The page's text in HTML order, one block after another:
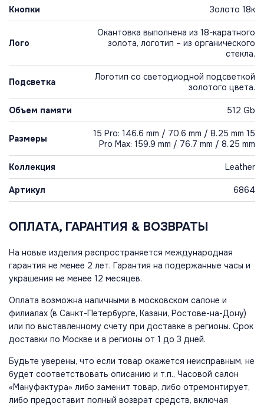
Кнопки Золото 18к
Лого
Окантовка выполнена из 18-каратного
золота, логотип – из органического
стекла.
Подсветка
Логотип со светодиодной подсветкой
золотого цвета.
Объем памяти 512 Gb
Размеры
15 Pro: 146.6 mm / 70.6 mm / 8.25 mm 15
Pro Max: 159.9 mm / 76.7 mm / 8.25 mm
Коллекция Leather
Артикул 6864
ОПЛАТА, ГАРАНТИЯ & ВОЗВРАТЫ
На новые изделия распространяется международная
гарантия не менее 2 лет. Гарантия на подержанные часы и
украшения не менее 12 месяцев.
Оплата возможна наличными в московском салоне и
филиалах (в Санкт-Петербурге, Казани, Ростове-на-Дону)
или по выставленному счету при доставке в регионы. Срок
доставки по Москве и в регионы от 1 до 3 дней.
Будьте уверены, что если товар окажется неисправным, не
будет соответствовать описанию и т.п., Часовой салон
«Мануфактура» либо заменит товар, либо отремонтирует,
либо предоставит полный возврат средств, включая